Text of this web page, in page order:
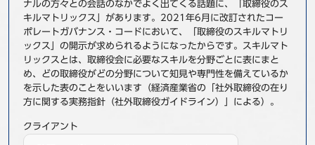
事例
セミナ−
ニュース
ナルの方々との会話のなかでよく出てくる話題に、「取締役のス
キルマトリックス」があります。2021年6月に改訂されたコー
ポレートガバナンス・コードにおいて、「取締役のスキルマトリ
ックス」の開示が求められるようになったからです。スキルマト
リックスとは、取締役会に必要なスキルを分野ごとに表にまと
め、どの取締役がどの分野について知見や専門性を備えているか
を示した表のことをいいます（経済産業省の「社外取締役の在り
方に関する実務指針（社外取締役ガイドライン）」による）。
クライアント